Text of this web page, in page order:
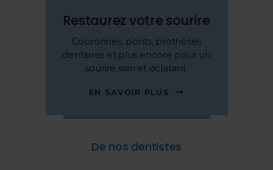
Restaurez votre sourire
Couronnes, ponts, prothèses
dentaires et plus encore pour un
sourire sain et éclatant.
EN SAVOIR PLUS
De nos dentistes